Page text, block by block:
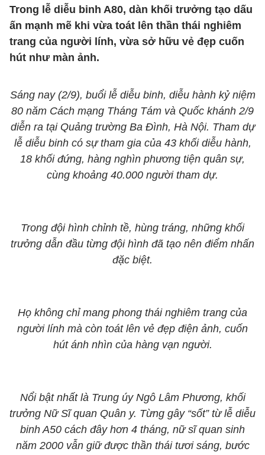
Trong lễ diễu binh A80, dàn khối trưởng tạo dấu
ấn mạnh mẽ khi vừa toát lên thần thái nghiêm
trang của người lính, vừa sở hữu vẻ đẹp cuốn
hút như màn ảnh.
Sáng nay (2/9), buổi lễ diễu binh, diễu hành kỷ niệm
80 năm Cách mạng Tháng Tám và Quốc khánh 2/9
diễn ra tại Quảng trường Ba Đình, Hà Nội. Tham dự
lễ diễu binh có sự tham gia của 43 khối diễu hành,
18 khối đứng, hàng nghìn phương tiện quân sự,
cùng khoảng 40.000 người tham dự.
Trong đội hình chỉnh tề, hùng tráng, những khối
trưởng dẫn đầu từng đội hình đã tạo nên điểm nhấn
đặc biệt.
Họ không chỉ mang phong thái nghiêm trang của
người lính mà còn toát lên vẻ đẹp điện ảnh, cuốn
hút ánh nhìn của hàng vạn người.
Nổi bật nhất là Trung úy Ngô Lâm Phương, khối
trưởng Nữ Sĩ quan Quân y. Từng gây “sốt” từ lễ diễu
binh A50 cách đây hơn 4 tháng, nữ sĩ quan sinh
năm 2000 vẫn giữ được thần thái tươi sáng, bước